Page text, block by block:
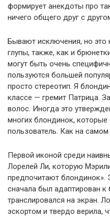
формирует анекдоты про
ничего общего друг с
Бывают исключения, но это
глупы, также, как и
могут быть очень
пользуются большей
просто стереотип. Я
классе — гремит Патрица.
волос. Иногда это
многих блондинок,
пользователь. Как на
Первой иконой среди
Лорелей Ли, которую
предпочитают блондинок».
сначала был адаптирован
транслировался на экран.
эскортом и твердо верила,